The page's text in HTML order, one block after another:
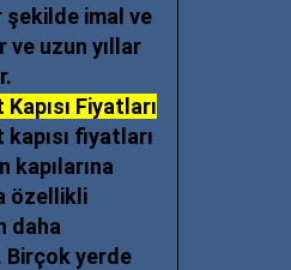
şekilde imal ve
ve uzun yıllar
Fiyatları
kapısı fiyatları
kapılarına
özellikli
daha
Birçok yerde